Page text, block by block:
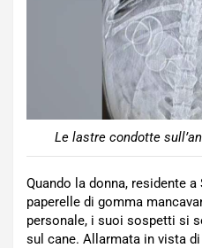
Le lastre condotte
Quando la donna, residente
paperelle di gomma
personale, i suoi sospetti si
sul cane. Allarmata in vista